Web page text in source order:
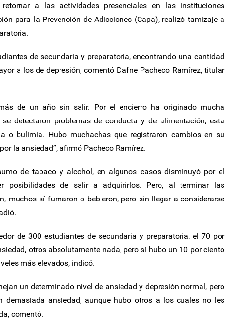
a las actividades presenciales en las instituciones
para la Prevención de Adicciones (Capa), realizó tamizaje a
de secundaria y preparatoria, encontrando una cantidad
a los de depresión, comentó Dafne Pacheco Ramírez, titular
de un año sin salir. Por el encierro ha originado mucha
detectaron problemas de conducta y de alimentación, esta
o bulimia. Hubo muchachas que registraron cambios en su
la ansiedad”, afirmó Pacheco Ramírez.
de tabaco y alcohol, en algunos casos disminuyó por el
posibilidades de salir a adquirirlos. Pero, al terminar las
muchos sí fumaron o bebieron, pero sin llegar a considerarse
de 300 estudiantes de secundaria y preparatoria, el 70 por
otros absolutamente nada, pero sí hubo un 10 por ciento
más elevados, indicó.
un determinado nivel de ansiedad y depresión normal, pero
demasiada ansiedad, aunque hubo otros a los cuales no les
comentó.